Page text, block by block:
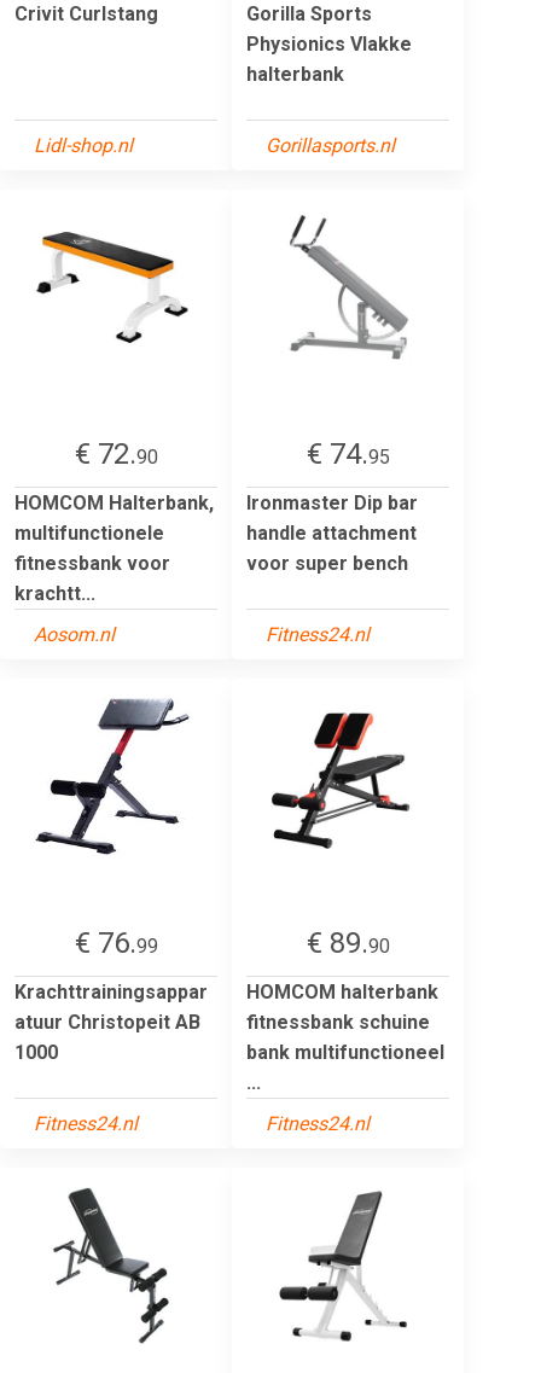
Crivit Curlstang
Lidl-shop.nl
Gorilla Sports
Physionics Vlakke
halterbank
Gorillasports.nl
€ 72.90
HOMCOM Halterbank,
multifunctionele
fitnessbank voor
krachtt...
Aosom.nl
€ 74.95
Ironmaster Dip bar
handle attachment
voor super bench
Fitness24.nl
€ 76.99
Krachttrainingsappar
atuur Christopeit AB
1000
Fitness24.nl
€ 89.90
HOMCOM halterbank
fitnessbank schuine
bank multifunctioneel
...
Fitness24.nl